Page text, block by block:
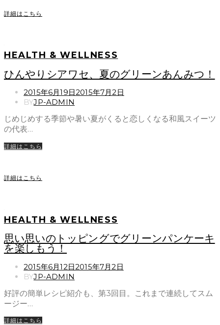
詳細はこちら
HEALTH & WELLNESS
ひんやりシアワセ、夏のグリーンあんみつ！
POSTED
ON
2015年6月19日2015年7月2日
BYJP-ADMIN
じめじめする季節や暑い夏がくると恋しくなる和風スイーツ
の代表…
詳細はこちら
詳細はこちら
HEALTH & WELLNESS
思い思いのトッピングでグリーンパンケーキ
を楽しもう！
POSTED
ON
2015年6月12日2015年7月2日
BYJP-ADMIN
好評の簡単レシピ紹介も、第3回目。これまで連続してスム
ージー…
詳細はこちら